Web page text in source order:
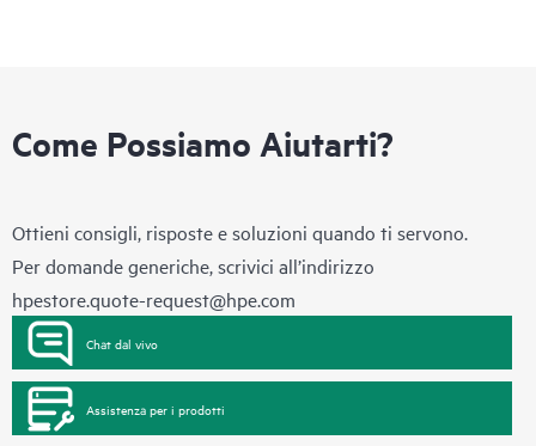
Come Possiamo Aiutarti?
Ottieni consigli, risposte e soluzioni quando ti servono.
Per domande generiche, scrivici all’indirizzo
hpestore.quote-request@hpe.com
Chat dal vivo
Assistenza per i prodotti